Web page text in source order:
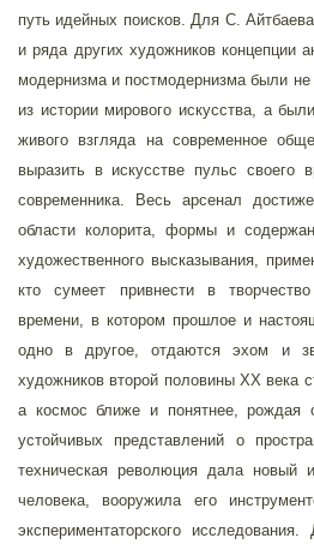
путь идейных поисков. Для С.
и ряда других художников концепции
модернизма и постмодернизма были
из истории мирового искусства, а
живого взгляда на современное
выразить в искусстве пульс своего
современника. Весь арсенал
области колорита, формы и
художественного высказывания,
кто сумеет привнести в
времени, в котором прошлое и
одно в другое, отдаются эхом и
художников второй половины ХХ века
а космос ближе и понятнее, рождая
устойчивых представлений о
техническая революция дала новый
человека, вооружила его
экспериментаторского